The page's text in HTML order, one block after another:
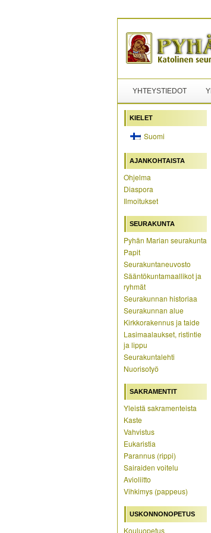
YHTEYSTIEDOT
KIELET
Suomi
AJANKOHTAISTA
Ohjelma
Diaspora
Ilmoitukset
SEURAKUNTA
Pyhän Marian seurakunta
Papit
Seurakuntaneuvosto
Sääntökuntamaallikot ja
ryhmät
Seurakunnan historiaa
Seurakunnan alue
Kirkkorakennus ja taide
Lasimaalaukset, ristintie
ja lippu
Seurakuntalehti
Nuorisotyö
SAKRAMENTIT
Yleistä sakramenteista
Kaste
Vahvistus
Eukaristia
Parannus (rippi)
Sairaiden voitelu
Avioliitto
Vihkimys (pappeus)
USKONNONOPETUS
Kouluopetus